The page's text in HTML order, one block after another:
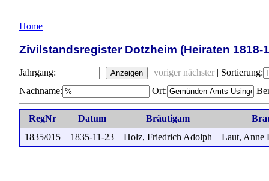
Home
Zivilstandsregister Dotzheim (Heiraten 1818-
Jahrgang: Anzeigen voriger nächster | Sortierung:
Nachname:
Ort:
RegNr Datum Bräutigam
1835/015
1835-11-23 Holz, Friedrich Adolph Laut, Anne